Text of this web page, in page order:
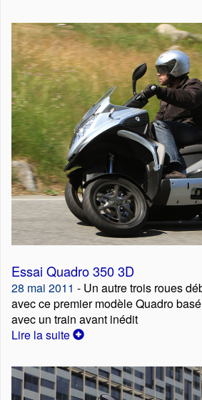
Essai Quadro 350 3D
28 mai 2011 - Un autre trois roues
avec ce premier modèle Quadro
avec un train avant inédit
Lire la suite